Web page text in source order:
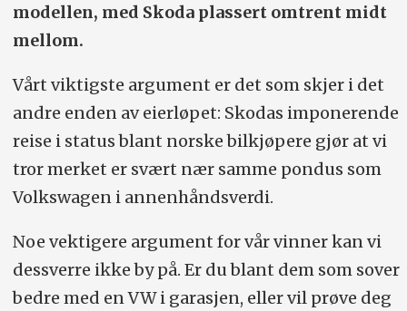
modellen, med Skoda plassert omtrent midt
mellom.
Vårt viktigste argument er det som skjer i det
andre enden av eierløpet: Skodas imponerende
reise i status blant norske bilkjøpere gjør at vi
tror merket er svært nær samme pondus som
Volkswagen i annenhåndsverdi.
Noe vektigere argument for vår vinner kan vi
dessverre ikke by på. Er du blant dem som sover
bedre med en VW i garasjen, eller vil prøve deg